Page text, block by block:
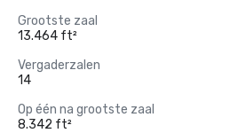
Grootste zaal
13.464 ft²
Vergaderzalen
14
Op één na grootste zaal
8.342 ft²